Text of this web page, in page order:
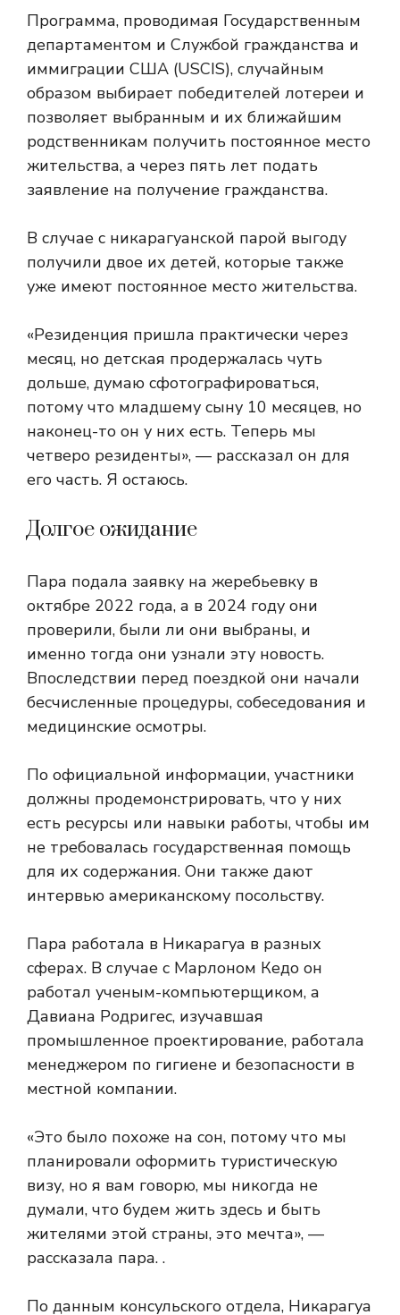
Программа, проводимая Государственным
департаментом и Службой гражданства и
иммиграции США (USCIS), случайным
образом выбирает победителей лотереи и
позволяет выбранным и их ближайшим
родственникам получить постоянное место
жительства, а через пять лет подать
заявление на получение гражданства.
В случае с никарагуанской парой выгоду
получили двое их детей, которые также
уже имеют постоянное место жительства.
«Резиденция пришла практически через
месяц, но детская продержалась чуть
дольше, думаю сфотографироваться,
потому что младшему сыну 10 месяцев, но
наконец-то он у них есть. Теперь мы
четверо резиденты», — рассказал он для
его часть. Я остаюсь.
Долгое ожидание
Пара подала заявку на жеребьевку в
октябре 2022 года, а в 2024 году они
проверили, были ли они выбраны, и
именно тогда они узнали эту новость.
Впоследствии перед поездкой они начали
бесчисленные процедуры, собеседования и
медицинские осмотры.
По официальной информации, участники
должны продемонстрировать, что у них
есть ресурсы или навыки работы, чтобы им
не требовалась государственная помощь
для их содержания. Они также дают
интервью американскому посольству.
Пара работала в Никарагуа в разных
сферах. В случае с Марлоном Кедо он
работал ученым-компьютерщиком, а
Давиана Родригес, изучавшая
промышленное проектирование, работала
менеджером по гигиене и безопасности в
местной компании.
«Это было похоже на сон, потому что мы
планировали оформить туристическую
визу, но я вам говорю, мы никогда не
думали, что будем жить здесь и быть
жителями этой страны, это мечта», —
рассказала пара. .
По данным консульского отдела, Никарагуа